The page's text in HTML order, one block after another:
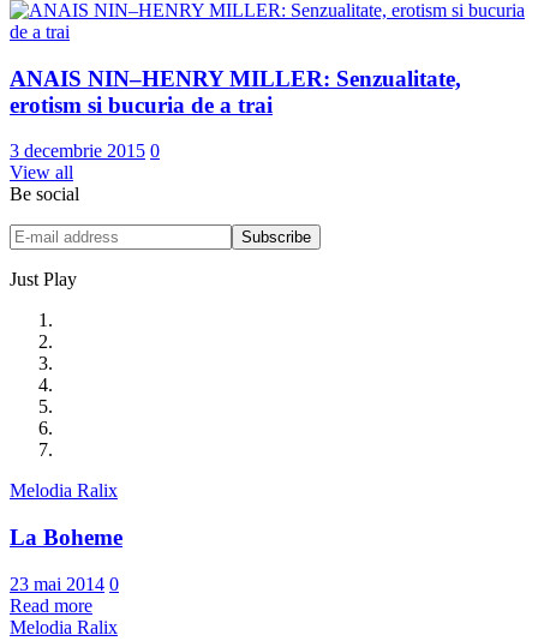
ANAIS NIN–HENRY MILLER: Senzualitate,
erotism si bucuria de a trai
3 decembrie 2015 0
View all
Be social
Just Play
Melodia Ralix
La Boheme
23 mai 2014 0
Read more
Melodia Ralix